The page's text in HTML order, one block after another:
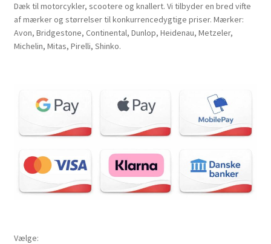
Dæk til motorcykler, scootere og knallert. Vi tilbyder en bred vifte
af mærker og størrelser til konkurrencedygtige priser. Mærker:
Avon, Bridgestone, Continental, Dunlop, Heidenau, Metzeler,
Michelin, Mitas, Pirelli, Shinko.
Vælge: